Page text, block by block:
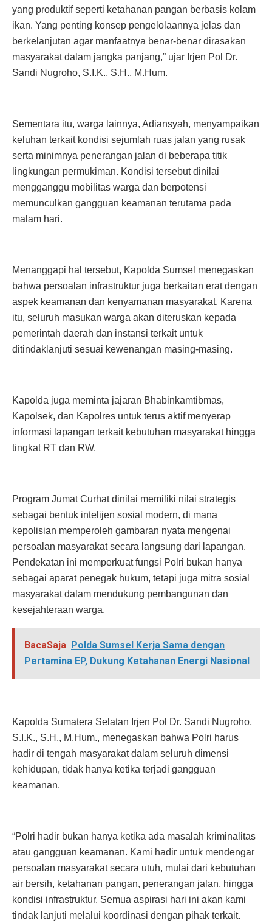
yang produktif seperti ketahanan pangan berbasis kolam
ikan. Yang penting konsep pengelolaannya jelas dan
berkelanjutan agar manfaatnya benar-benar dirasakan
masyarakat dalam jangka panjang,” ujar Irjen Pol Dr.
Sandi Nugroho, S.I.K., S.H., M.Hum.
Sementara itu, warga lainnya, Adiansyah, menyampaikan
keluhan terkait kondisi sejumlah ruas jalan yang rusak
serta minimnya penerangan jalan di beberapa titik
lingkungan permukiman. Kondisi tersebut dinilai
mengganggu mobilitas warga dan berpotensi
memunculkan gangguan keamanan terutama pada
malam hari.
Menanggapi hal tersebut, Kapolda Sumsel menegaskan
bahwa persoalan infrastruktur juga berkaitan erat dengan
aspek keamanan dan kenyamanan masyarakat. Karena
itu, seluruh masukan warga akan diteruskan kepada
pemerintah daerah dan instansi terkait untuk
ditindaklanjuti sesuai kewenangan masing-masing.
Kapolda juga meminta jajaran Bhabinkamtibmas,
Kapolsek, dan Kapolres untuk terus aktif menyerap
informasi lapangan terkait kebutuhan masyarakat hingga
tingkat RT dan RW.
Program Jumat Curhat dinilai memiliki nilai strategis
sebagai bentuk intelijen sosial modern, di mana
kepolisian memperoleh gambaran nyata mengenai
persoalan masyarakat secara langsung dari lapangan.
Pendekatan ini memperkuat fungsi Polri bukan hanya
sebagai aparat penegak hukum, tetapi juga mitra sosial
masyarakat dalam mendukung pembangunan dan
kesejahteraan warga.
BacaSaja Polda Sumsel Kerja Sama dengan
Pertamina EP, Dukung Ketahanan Energi Nasional
Kapolda Sumatera Selatan Irjen Pol Dr. Sandi Nugroho,
S.I.K., S.H., M.Hum., menegaskan bahwa Polri harus
hadir di tengah masyarakat dalam seluruh dimensi
kehidupan, tidak hanya ketika terjadi gangguan
keamanan.
“Polri hadir bukan hanya ketika ada masalah kriminalitas
atau gangguan keamanan. Kami hadir untuk mendengar
persoalan masyarakat secara utuh, mulai dari kebutuhan
air bersih, ketahanan pangan, penerangan jalan, hingga
kondisi infrastruktur. Semua aspirasi hari ini akan kami
tindak lanjuti melalui koordinasi dengan pihak terkait.